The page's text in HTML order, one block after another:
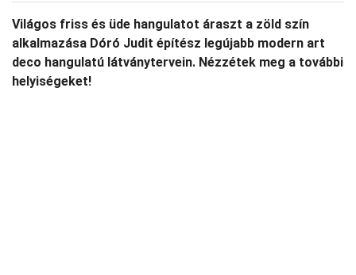
Világos friss és üde hangulatot áraszt a zöld szín
alkalmazása Dóró Judit építész legújabb modern art
deco hangulatú látványtervein. Nézzétek meg a további
helyiségeket!